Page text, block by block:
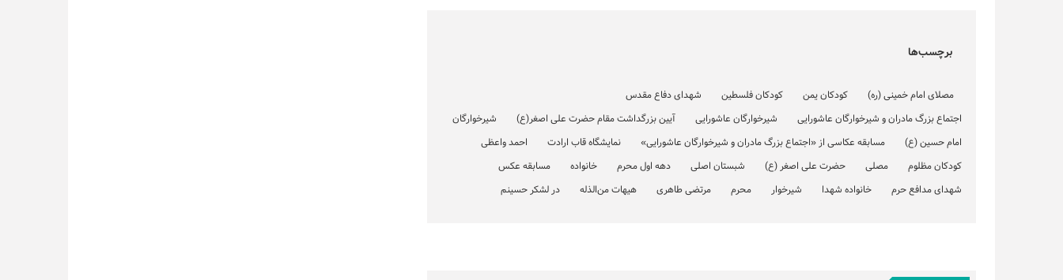
برچسب‌ها
مصلای امام خمینی (ره) کودکان یمن کودکان فلسطین
شهدای دفاع مقدس
اجتماع بزرگ مادران و شیرخوارگان عاشورایی
شیرخوارگان عاشورایی آیین بزرگداشت مقام حضرت علی اصغر(ع)
شیرخوارگان
امام حسین (ع)
مسابقه عکاسی از «اجتماع بزرگ مادران و شیرخوارگان عاشورایی» نمایشگاه قاب ارادت
احمد واعظی
کودکان مظلوم
مصلی حضرت علی اصغر (ع) شبستان اصلی دهه اول محرم خانواده
مسابقه عکس
شهدای مدافع حرم
خانواده شهدا شیرخوار محرم مرتضی طاهری هیهات من‌الذله در لشکر حسینم